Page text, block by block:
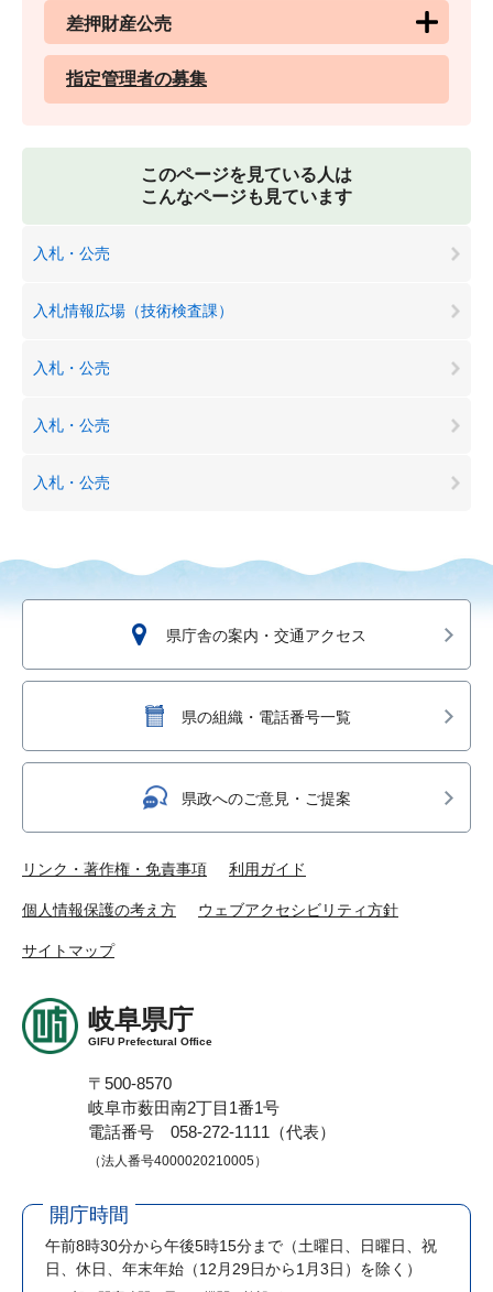
差押財産公売
指定管理者の募集
このページを見ている人は
こんなページも見ています
入札・公売
入札情報広場（技術検査課）
入札・公売
入札・公売
入札・公売
県庁舎の案内・交通アクセス
県の組織・電話番号一覧
県政へのご意見・ご提案
リンク・著作権・免責事項 利用ガイド
個人情報保護の考え方 ウェブアクセシビリティ方針
サイトマップ
岐阜県庁
GIFU Prefectural Office
〒500-8570
岐阜市薮田南2丁目1番1号
電話番号 058-272-1111（代表）
（法人番号4000020210005）
開庁時間
午前8時30分から午後5時15分まで （土曜日、日曜日、祝
日、休日、年末年始（12月29日から1月3日）を除く）